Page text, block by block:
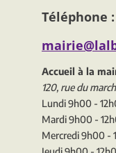
Téléphone :
Accueil à la
120, rue du
Lundi 9h00 -
Mardi 9h00 -
Mercredi 9h00 -